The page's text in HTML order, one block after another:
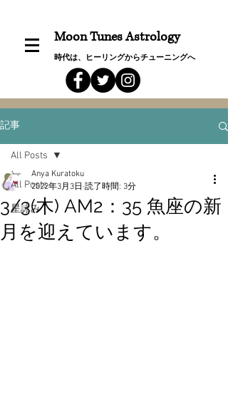
Moon Tunes Astrology
時代は、ヒーリングからチューニングへ
記事
All Posts
星詠み
All Posts
3/3(木) AM2：35 魚座の新
月を迎えています。
Anya Kuratoku
2022年3月3日 読了時間: 3分